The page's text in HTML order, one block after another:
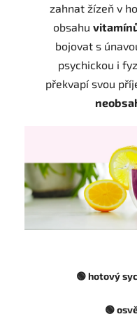
zahnat žízeň v
obsahu
bojovat s
psychickou i
překvapí svou
🟢 hotový
🟢